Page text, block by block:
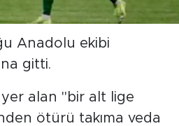
Anadolu ekibi
gitti.
yer alan "bir alt lige
ötürü takıma veda